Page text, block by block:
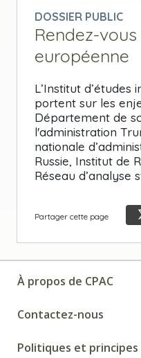
secondsVolume
90%
DOSSIER PUBLIC
Rendez-
européenne
L’Institut
portent sur les
Département de
l'administration
nationale
Russie, Institut de
Réseau d’analyse
Partager cette page
À propos de CPAC
Contactez-nous
Politiques et principes